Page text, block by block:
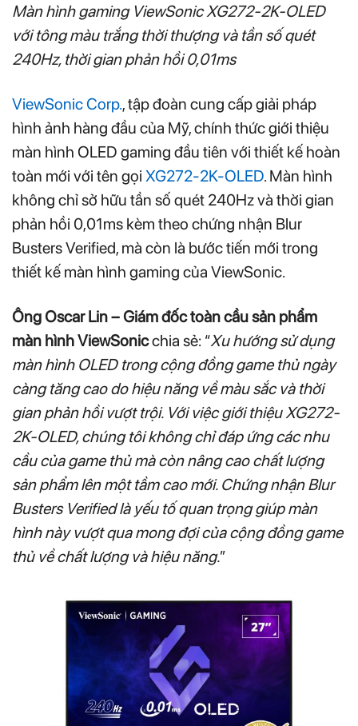
Màn hình gaming ViewSonic XG272-2K-OLED
với tông màu trắng thời thượng và tần số quét
240Hz, thời gian phản hồi 0,01ms
ViewSonic Corp., tập đoàn cung cấp giải pháp
hình ảnh hàng đầu của Mỹ, chính thức giới thiệu
màn hình OLED gaming đầu tiên với thiết kế hoàn
toàn mới với tên gọi XG272-2K-OLED. Màn hình
không chỉ sở hữu tần số quét 240Hz và thời gian
phản hồi 0,01ms kèm theo chứng nhận Blur
Busters Verified, mà còn là bước tiến mới trong
thiết kế màn hình gaming của ViewSonic.
Ông Oscar Lin – Giám đốc toàn cầu sản phẩm
màn hình ViewSonicchia sẻ: “Xu hướng sử dụng
màn hình OLED trong cộng đồng game thủ ngày
càng tăng cao do hiệu năng về màu sắc và thời
gian phản hồi vượt trội. Với việc giới thiệu XG272-
2K-OLED, chúng tôi không chỉ đáp ứng các nhu
cầu của game thủ mà còn nâng cao chất lượng
sản phẩm lên một tầm cao mới. Chứng nhận Blur
Busters Verified là yếu tố quan trọng giúp màn
hình này vượt qua mong đợi của cộng đồng game
thủ về chất lượng và hiệu năng.”